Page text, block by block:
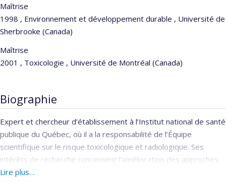
Maîtrise
1998 , Environnement et développement durable , Université de
Sherbrooke (Canada)
Maîtrise
2001 , Toxicologie , Université de Montréal (Canada)
Biographie
Expert et chercheur d’établissement à l’Institut national de santé
publique du Québec, où il a la responsabilité de l’Équipe
scientifique sur le risque toxicologique et radiologique. Ses
intérêts de recherche concernent l’amélioration des approches
d’évaluation de risque à la santé humaine par le recours aux
Lire plus…